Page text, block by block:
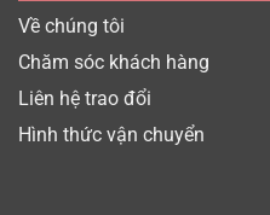
Về chúng tôi
Chăm sóc khách hàng
Liên hệ trao đổi
Hình thức vận chuyển